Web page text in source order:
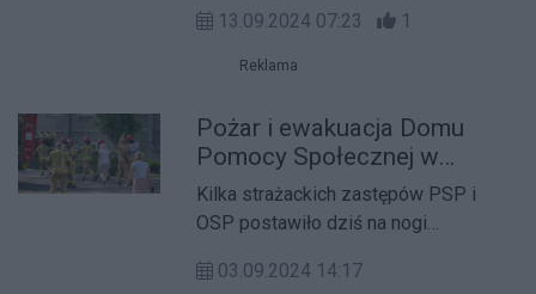
brutalnego zajścia pomiędzy
śremianami, a obywatelami Kolumbii i
13.09.2024 07:23 1
Reklama
Pożar i ewakuacja Domu
Pomocy Społecznej w
Śremie
Kilka strażackich zastępów PSP i
OSP postawiło dziś na nogi
opieki społecznej w Śremie.
03.09.2024 14:17